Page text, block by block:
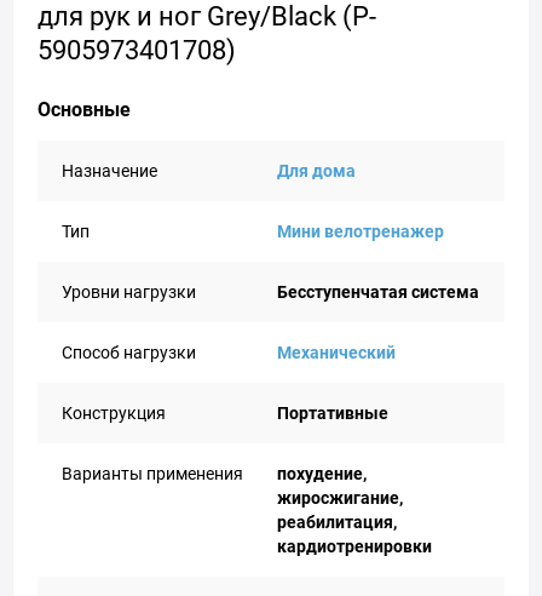
для рук и ног Grey/Black (P-
5905973401708)
Основные
Назначение Для дома
Тип Мини велотренажер
Уровни нагрузки Бесступенчатая система
Способ нагрузки Механический
Конструкция Портативные
Варианты применения
похудение,
жиросжигание,
реабилитация,
кардиотренировки